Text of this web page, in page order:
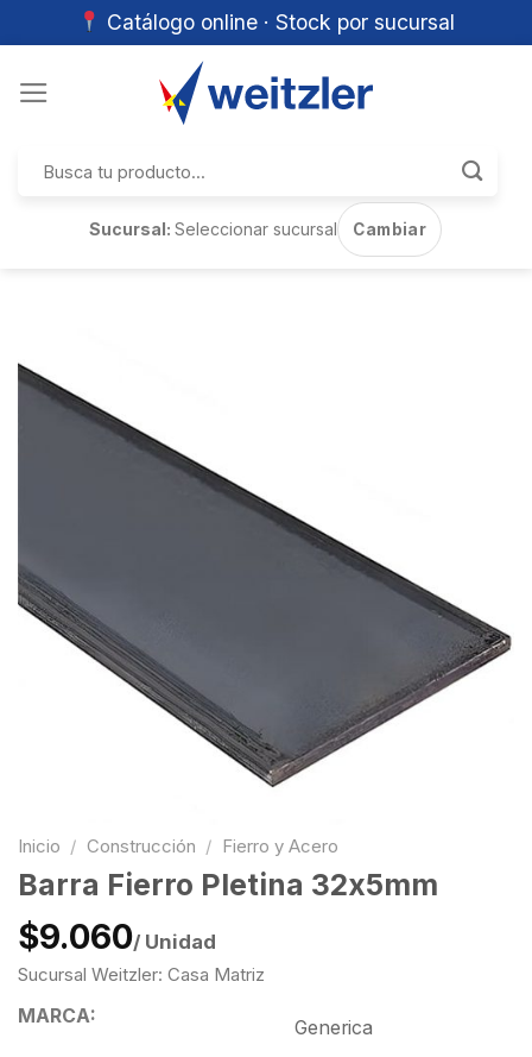
Catálogo online · Stock por sucursal
por:
Sucursal:Seleccionar sucursal Cambiar
Inicio / Construcción / Fierro y Acero
Barra Fierro Pletina 32x5mm
$9.060/ Unidad
Sucursal Weitzler: Casa Matriz
MARCA:
Generica